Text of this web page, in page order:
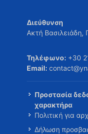
Διεύθυνση
Ακτή
Τηλέφωνο: +30
Email:
Προστασία
χαρακτήρα
Πολιτική για
Δήλωση